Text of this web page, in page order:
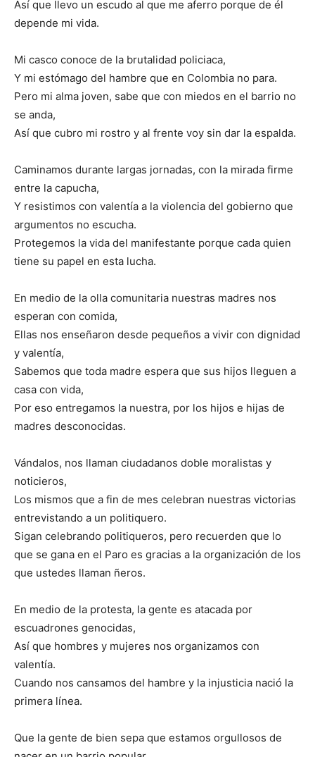
Así que llevo un escudo al que me aferro porque de él
depende mi vida.
Mi casco conoce de la brutalidad policiaca,
Y mi estómago del hambre que en Colombia no para.
Pero mi alma joven, sabe que con miedos en el barrio no
se anda,
Así que cubro mi rostro y al frente voy sin dar la espalda.
Caminamos durante largas jornadas, con la mirada firme
entre la capucha,
Y resistimos con valentía a la violencia del gobierno que
argumentos no escucha.
Protegemos la vida del manifestante porque cada quien
tiene su papel en esta lucha.
En medio de la olla comunitaria nuestras madres nos
esperan con comida,
Ellas nos enseñaron desde pequeños a vivir con dignidad
y valentía,
Sabemos que toda madre espera que sus hijos lleguen a
casa con vida,
Por eso entregamos la nuestra, por los hijos e hijas de
madres desconocidas.
Vándalos, nos llaman ciudadanos doble moralistas y
noticieros,
Los mismos que a fin de mes celebran nuestras victorias
entrevistando a un politiquero.
Sigan celebrando politiqueros, pero recuerden que lo
que se gana en el Paro es gracias a la organización de los
que ustedes llaman ñeros.
En medio de la protesta, la gente es atacada por
escuadrones genocidas,
Así que hombres y mujeres nos organizamos con
valentía.
Cuando nos cansamos del hambre y la injusticia nació la
primera línea.
Que la gente de bien sepa que estamos orgullosos de